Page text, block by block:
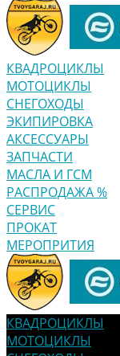
КВАДРОЦИКЛЫ
МОТОЦИКЛЫ
СНЕГОХОДЫ
ЭКИПИРОВКА
АКСЕССУАРЫ
ЗАПЧАСТИ
МАСЛА И ГСМ
РАСПРОДАЖА %
СЕРВИС
ПРОКАТ
МЕРОПРИТИЯ
КВАДРОЦИКЛЫ
МОТОЦИКЛЫ